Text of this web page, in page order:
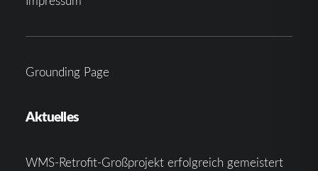
Grounding Page
Aktuelles
WMS-Retrofit-Großprojekt erfolgreich gemeistert